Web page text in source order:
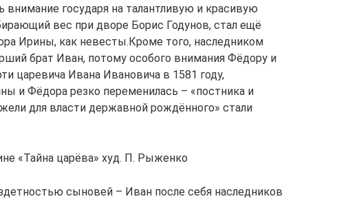
внимание государя на талантливую и красивую
вес при дворе Борис Годунов, стал ещё
Ирины, как невесты.Кроме того, наследником
брат Иван, потому особого внимания Фёдору и
царевича Ивана Ивановича в 1581 году,
и Фёдора резко переменилась – «постника и
для власти державной рождённого» стали
«Тайна царёва» худ. П. Рыженко
сыновей – Иван после себя наследников